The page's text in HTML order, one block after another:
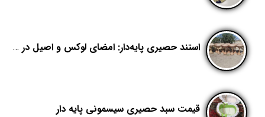
استند حصیری پایه‌دار: امضای لوکس و اصیل در طراحی دکور آجیل‌فروشی
قیمت سبد حصیری سیسمونی پایه دار